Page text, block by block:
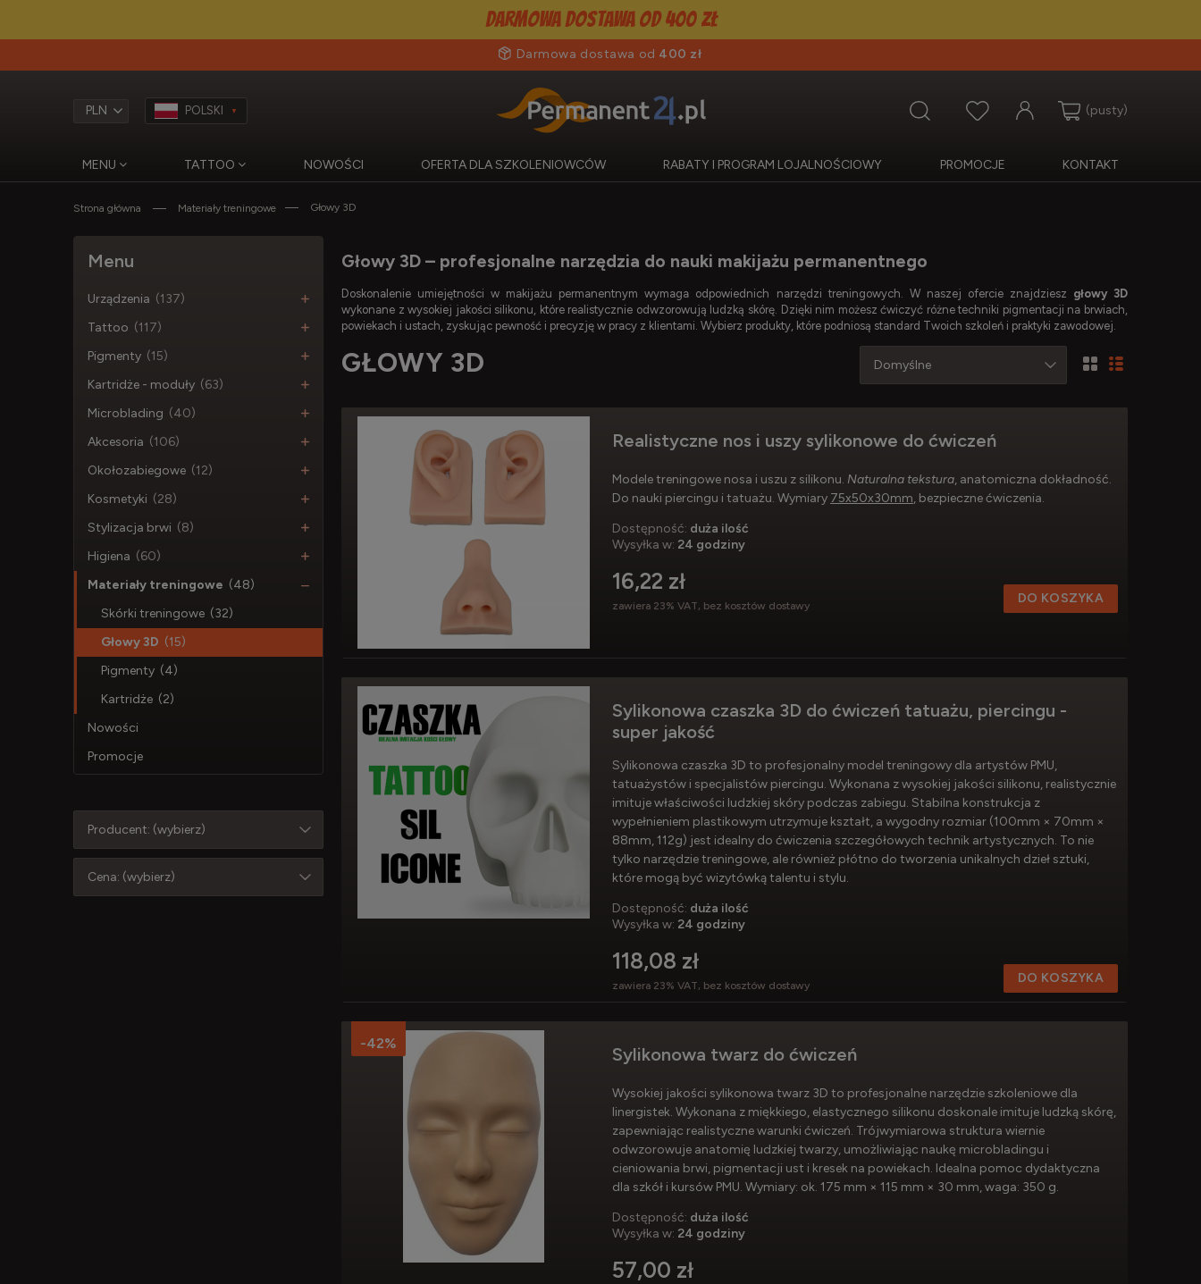
Darmowa dostawa od 400 zł
Darmowa dostawa od 400 zł
POLSKI (pusty)
MENU TATTOO NOWOŚCI OFERTA DLA SZKOLENIOWCÓW RABATY I PROGRAM LOJALNOŚCIOWY PROMOCJE KONTAKT
Strona główna Materiały treningowe Głowy 3D
Menu
Urządzenia (137)
Tattoo (117)
Pigmenty (15)
Kartridże - moduły (63)
Microblading (40)
Akcesoria (106)
Okołozabiegowe (12)
Kosmetyki (28)
Stylizacja brwi (8)
Higiena (60)
Materiały treningowe (48)
Skórki treningowe (32)
Głowy 3D (15)
Pigmenty (4)
Kartridże (2)
Nowości
Promocje
Producent: (wybierz)
Cena: (wybierz)
Głowy 3D – profesjonalne narzędzia do nauki makijażu permanentnego
Doskonalenie umiejętności w makijażu permanentnym wymaga odpowiednich narzędzi treningowych. W naszej ofercie znajdziesz głowy 3D
wykonane z wysokiej jakości silikonu, które realistycznie odwzorowują ludzką skórę. Dzięki nim możesz ćwiczyć różne techniki pigmentacji na brwiach,
powiekach i ustach, zyskując pewność i precyzję w pracy z klientami. Wybierz produkty, które podniosą standard Twoich szkoleń i praktyki zawodowej.
GŁOWY 3D
Realistyczne nos i uszy sylikonowe do ćwiczeń
Modele treningowe nosa i uszu z silikonu. Naturalna tekstura, anatomiczna dokładność.
Do nauki piercingu i tatuażu. Wymiary 75x50x30mm, bezpieczne ćwiczenia.
Dostępność: duża ilość
Wysyłka w: 24 godziny
16,22 zł
zawiera 23% VAT, bez kosztów dostawy DO KOSZYKA
Sylikonowa czaszka 3D do ćwiczeń tatuażu, piercingu -
super jakość
Sylikonowa czaszka 3D to profesjonalny model treningowy dla artystów PMU,
tatuażystów i specjalistów piercingu. Wykonana z wysokiej jakości silikonu, realistycznie
imituje właściwości ludzkiej skóry podczas zabiegu. Stabilna konstrukcja z
wypełnieniem plastikowym utrzymuje kształt, a wygodny rozmiar (100mm × 70mm ×
88mm, 112g) jest idealny do ćwiczenia szczegółowych technik artystycznych. To nie
tylko narzędzie treningowe, ale również płótno do tworzenia unikalnych dzieł sztuki,
które mogą być wizytówką talentu i stylu.
Dostępność: duża ilość
Wysyłka w: 24 godziny
118,08 zł
zawiera 23% VAT, bez kosztów dostawy DO KOSZYKA
Sylikonowa twarz do ćwiczeń
Wysokiej jakości sylikonowa twarz 3D to profesjonalne narzędzie szkoleniowe dla
linergistek. Wykonana z miękkiego, elastycznego silikonu doskonale imituje ludzką skórę,
zapewniając realistyczne warunki ćwiczeń. Trójwymiarowa struktura wiernie
odwzorowuje anatomię ludzkiej twarzy, umożliwiając naukę microbladingu i
cieniowania brwi, pigmentacji ust i kresek na powiekach. Idealna pomoc dydaktyczna
dla szkół i kursów PMU. Wymiary: ok. 175 mm × 115 mm × 30 mm, waga: 350 g.
Dostępność: duża ilość
Wysyłka w: 24 godziny
57,00 zł
-42%